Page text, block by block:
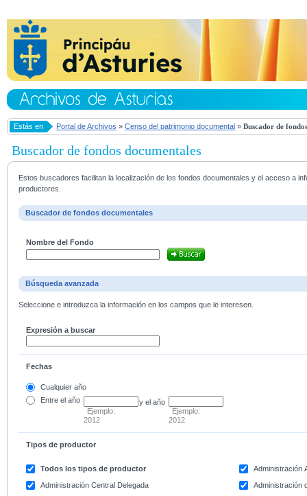
Estás en Portal de Archivos » Censo del patrimonio documental » Buscador de
Buscador de fondos documentales
Estos buscadores facilitan la localización de los fondos documentales y el acceso a
productores.
Buscador de fondos documentales
Nombre del Fondo
Búsqueda avanzada
Seleccione e introduzca la información en los campos que le interesen.
Expresión a buscar
Fechas
Cualquier año
Entre el año
Ejemplo:
2012
y el año
Ejemplo:
2012
Tipos de productor
Todos los tipos de productor
Administración
Administración Central Delegada
Administración